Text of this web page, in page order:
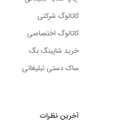
کاتالوگ شرکتی
کاتالوگ اختصاصی
خرید شاپینگ بگ
ساک دستی تبلیغاتی
آخرین نظرات